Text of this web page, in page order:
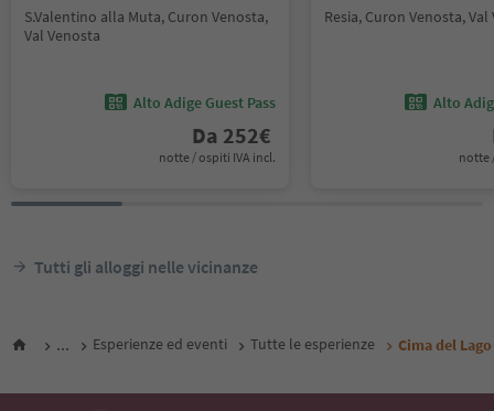
S.Valentino alla Muta, Curon Venosta,
Val Venosta
Alto Adige Guest Pass
Da 252€
notte / ospiti IVA incl.
Resia, Curon Venosta, Val
Alto
notte
Tutti gli alloggi nelle vicinanze
... Esperienze ed eventi Tutte le esperienze Cima del